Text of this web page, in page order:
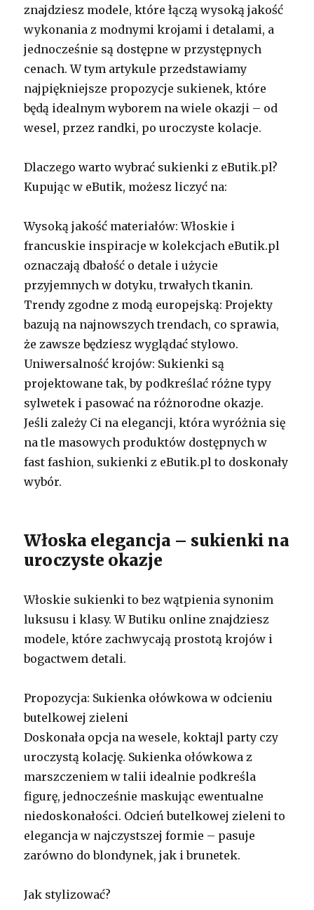
znajdziesz modele, które łączą wysoką jakość
wykonania z modnymi krojami i detalami, a
jednocześnie są dostępne w przystępnych
cenach. W tym artykule przedstawiamy
najpiękniejsze propozycje sukienek, które
będą idealnym wyborem na wiele okazji – od
wesel, przez randki, po uroczyste kolacje.
Dlaczego warto wybrać sukienki z eButik.pl?
Kupując w eButik, możesz liczyć na:
Wysoką jakość materiałów: Włoskie i
francuskie inspiracje w kolekcjach eButik.pl
oznaczają dbałość o detale i użycie
przyjemnych w dotyku, trwałych tkanin.
Trendy zgodne z modą europejską: Projekty
bazują na najnowszych trendach, co sprawia,
że zawsze będziesz wyglądać stylowo.
Uniwersalność krojów: Sukienki są
projektowane tak, by podkreślać różne typy
sylwetek i pasować na różnorodne okazje.
Jeśli zależy Ci na elegancji, która wyróżnia się
na tle masowych produktów dostępnych w
fast fashion, sukienki z eButik.pl to doskonały
wybór.
Włoska elegancja – sukienki na
uroczyste okazje
Włoskie sukienki to bez wątpienia synonim
luksusu i klasy. W Butiku online znajdziesz
modele, które zachwycają prostotą krojów i
bogactwem detali.
Propozycja: Sukienka ołówkowa w odcieniu
butelkowej zieleni
Doskonała opcja na wesele, koktajl party czy
uroczystą kolację. Sukienka ołówkowa z
marszczeniem w talii idealnie podkreśla
figurę, jednocześnie maskując ewentualne
niedoskonałości. Odcień butelkowej zieleni to
elegancja w najczystszej formie – pasuje
zarówno do blondynek, jak i brunetek.
Jak stylizować?